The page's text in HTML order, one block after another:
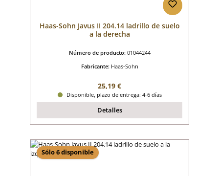
Haas-Sohn Javus II 204.14 ladrillo de suelo
a la derecha
Número de producto: 01044244
Fabricante: Haas-Sohn
Precio normal:
25,19 €
Disponible, plazo de entrega: 4-6 días
Detalles
Sólo 6 disponible